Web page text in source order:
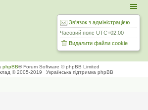
Зв'язок з адміністрацією
Часовий пояс UTC+02:00
Видалити файли cookie
phpBB® Forum Software © phpBB Limited
© 2005-2019
Українська підтримка phpBB